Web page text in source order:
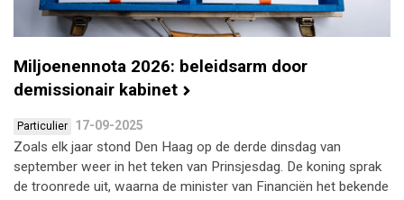
Miljoenennota 2026: beleidsarm door
demissionair kabinet
Particulier 17-09-2025
Zoals elk jaar stond Den Haag op de derde dinsdag van
september weer in het teken van Prinsjesdag. De koning sprak
de troonrede uit, waarna de minister van Financiën het bekende